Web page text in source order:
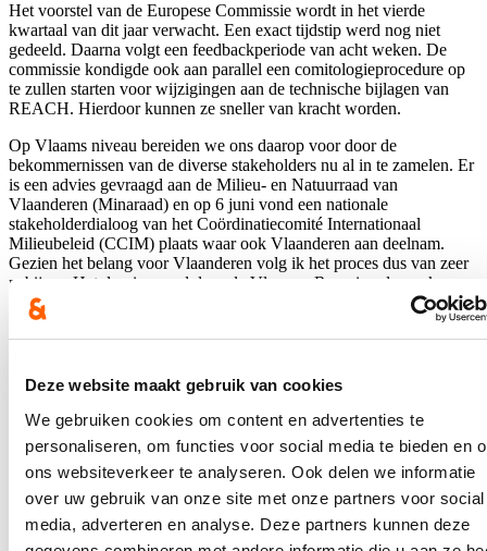
Deze website maakt gebruik van cookies
We gebruiken cookies om content en advertenties te
personaliseren, om functies voor social media te bieden en
ons websiteverkeer te analyseren. Ook delen we informatie
over uw gebruik van onze site met onze partners voor social
media, adverteren en analyse. Deze partners kunnen deze
Het voorstel van de Europese Commissie wordt in het vierde
kwartaal van dit jaar verwacht. Een exact tijdstip werd nog niet
gedeeld. Daarna volgt een feedbackperiode van acht weken. De
commissie kondigde ook aan parallel een comitologieprocedure op
te zullen starten voor wijzigingen aan de technische bijlagen van
REACH. Hierdoor kunnen ze sneller van kracht worden.
Op Vlaams niveau bereiden we ons daarop voor door de
bekommernissen van de diverse stakeholders nu al in te zamelen. Er
is een advies gevraagd aan de Milieu- en Natuurraad van
Vlaanderen (Minaraad) en op 6 juni vond een nationale
stakeholderdialoog van het Coördinatiecomité Internationaal
Milieubeleid (CCIM) plaats waar ook Vlaanderen aan deelnam.
Gezien het belang voor Vlaanderen volg ik het proces dus van zeer
nabij op. Het dossier werd door de Vlaamse Regering dan ook
aangeduid als een Europese prioriteit.
Wat betreft verdere actie op het vlak van PFAS en chemische
Europese Unie ons land al sinds 2014 deel uitmaakt van het
samenwerkingsverband ‘REACH Up’, waarin diverse Europese
lidstaten overleggen en afstemmen met betrekking tot de Europese
regelgeving inzake chemische stoffen. Afstemming tussen de
lidstaten heeft in het verleden reeds geleid tot diverse gezamenlijk op
de Raad aangebrachte agendapunten en gemeenschappelijke
positiebepalingen, ook inzake PFAS en de aanpak ervan op
Europees vlak.